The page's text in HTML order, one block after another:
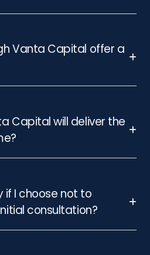
Vanta Capital offer a
Capital will deliver the
if I choose not to
consultation?